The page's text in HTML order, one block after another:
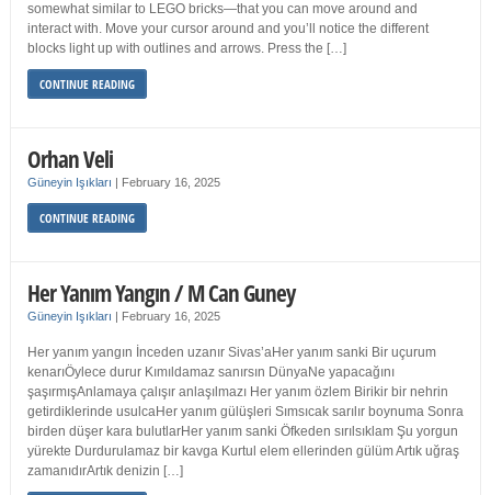
somewhat similar to LEGO bricks—that you can move around and
interact with. Move your cursor around and you’ll notice the different
blocks light up with outlines and arrows. Press the […]
CONTINUE READING
Orhan Veli
Güneyin Işıkları | February 16, 2025
CONTINUE READING
Her Yanım Yangın / M Can Guney
Güneyin Işıkları | February 16, 2025
Her yanım yangın İnceden uzanır Sivas’aHer yanım sanki Bir uçurum
kenarıÖylece durur Kımıldamaz sanırsın DünyaNe yapacağını
şaşırmışAnlamaya çalışır anlaşılmazı Her yanım özlem Birikir bir nehrin
getirdiklerinde usulcaHer yanım gülüşleri Sımsıcak sarılır boynuma Sonra
birden düşer kara bulutlarHer yanım sanki Öfkeden sırılsıklam Şu yorgun
yürekte Durdurulamaz bir kavga Kurtul elem ellerinden gülüm Artık uğraş
zamanıdırArtık denizin […]